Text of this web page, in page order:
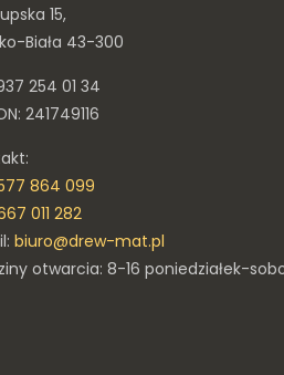
15,
Biała 43-300
254 01 34
241749116
864 099
011 282
biuro@drew-mat.pl
otwarcia: 8-16 poniedziałek-